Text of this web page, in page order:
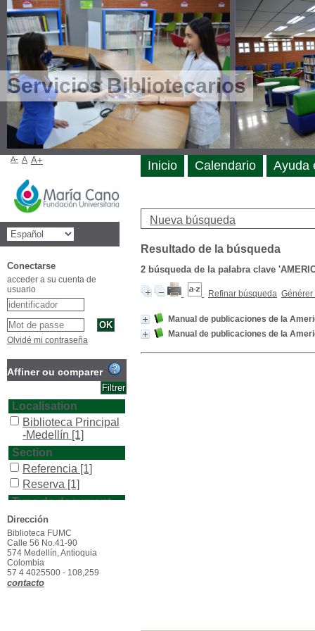
Servicios Bibliotecarios
Nueva búsqueda
Resultado de la búsqueda
2 búsqueda de la palabra clave
Refinar búsqueda Générer
Manual de publicaciones de la
Manual de publicaciones de la
Inicio Calendario Ayuda
A- A A+
Conectarse
acceder a su cuenta de
usuario
Olvidé mi contraseña
Affiner ou comparer
Localisation
Biblioteca Principal
-Medellín [1]
Section
Referencia [1]
Reserva [1]
Type de document
texto impreso
Dirección
Biblioteca FUMC
Calle 56 No.41-90
574 Medellín, Antioquia
Colombia
57 4 4025500 - 108,259
contacto